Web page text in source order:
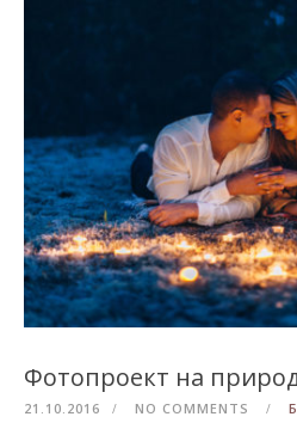
Фотопроект на
21.10.2016 NO COMMENTS